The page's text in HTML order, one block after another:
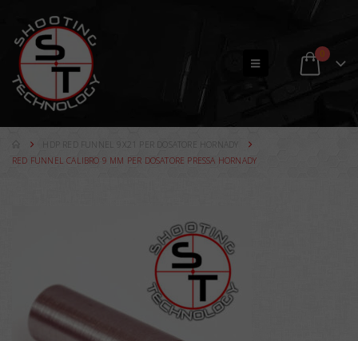
0
HDP RED FUNNEL 9X21 PER DOSATORE HORNADY
RED FUNNEL CALIBRO 9 MM PER DOSATORE PRESSA HORNADY